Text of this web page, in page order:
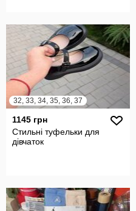
32, 33, 34, 35, 36, 37
1145 грн
Стильні туфельки для
дівчаток